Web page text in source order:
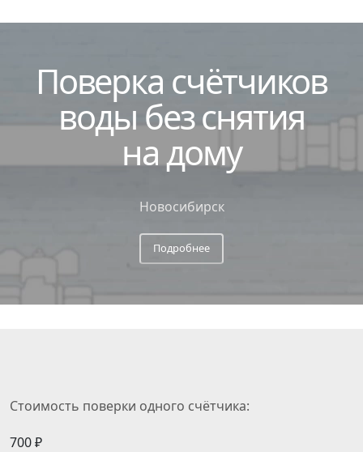
Поверка счётчиков
воды без снятия
на дому
Новосибирск
Подробнее
Стоимость поверки одного счётчика:
700 ₽